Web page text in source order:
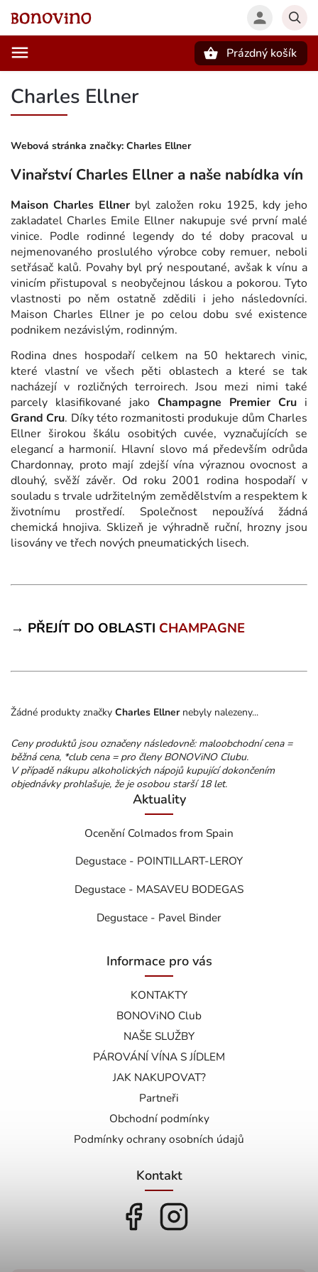
Prázdný košík
Charles Ellner
Webová stránka značky: Charles Ellner
Vinařství Charles Ellner a naše nabídka vín
Maison Charles Ellner byl založen roku 1925, kdy jeho
zakladatel Charles Emile Ellner nakupuje své první malé
vinice. Podle rodinné legendy do té doby pracoval u
nejmenovaného proslulého výrobce coby remuer, neboli
setřásač kalů. Povahy byl prý nespoutané, avšak k vínu a
vinicím přistupoval s neobyčejnou láskou a pokorou. Tyto
vlastnosti po něm ostatně zdědili i jeho následovníci.
Maison Charles Ellner je po celou dobu své existence
podnikem nezávislým, rodinným.
Rodina dnes hospodaří celkem na 50 hektarech vinic,
které vlastní ve všech pěti oblastech a které se tak
nacházejí v rozličných terroirech. Jsou mezi nimi také
parcely klasifikované jako Champagne Premier Cru i
Grand Cru. Díky této rozmanitosti produkuje dům Charles
Ellner širokou škálu osobitých cuvée, vyznačujících se
elegancí a harmonií. Hlavní slovo má především odrůda
Chardonnay, proto mají zdejší vína výraznou ovocnost a
dlouhý, svěží závěr. Od roku 2001 rodina hospodaří v
souladu s trvale udržitelným zemědělstvím a respektem k
životnímu prostředí. Společnost nepoužívá žádná
chemická hnojiva. Sklizeň je výhradně ruční, hrozny jsou
lisovány ve třech nových pneumatických lisech.
→ PŘEJÍT DO OBLASTI CHAMPAGNE
Žádné produkty značky Charles Ellnernebyly nalezeny...
Ceny produktů jsou označeny následovně: maloobchodní cena =
běžná cena, *club cena = pro členy BONOViNO Clubu.
V případě nákupu alkoholických nápojů kupující dokončením
objednávky prohlašuje, že je osobou starší 18 let.
Aktuality
Ocenění Colmados from Spain
Degustace - POINTILLART-LEROY
Degustace - MASAVEU BODEGAS
Degustace - Pavel Binder
Informace pro vás
KONTAKTY
BONOViNO Club
NAŠE SLUŽBY
PÁROVÁNÍ VÍNA S JÍDLEM
JAK NAKUPOVAT?
Partneři
Obchodní podmínky
Podmínky ochrany osobních údajů
Kontakt